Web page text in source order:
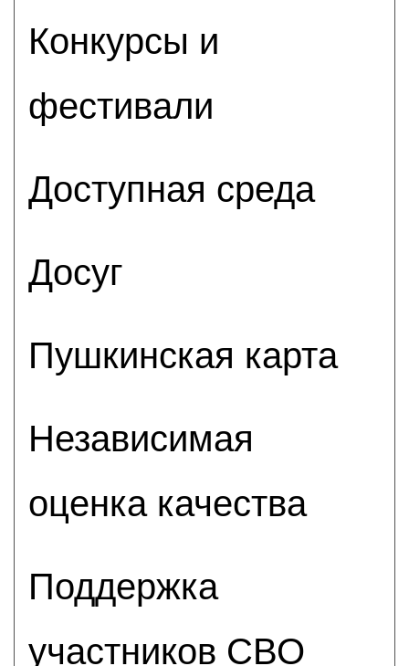
Конкурсы и
фестивали
Доступная среда
Досуг
Пушкинская карта
Независимая
оценка качества
Поддержка
участников СВО